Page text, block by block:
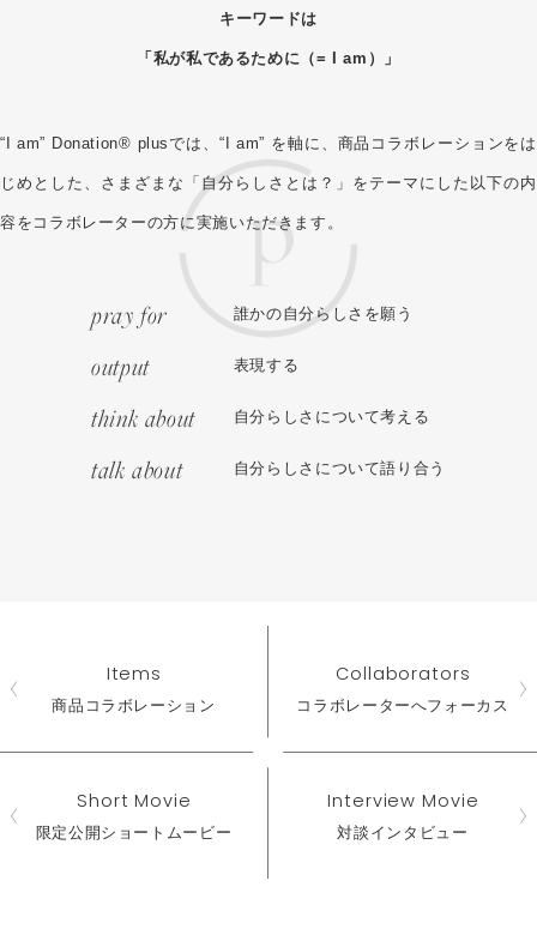
キーワードは
「私が私であるために（= I am）」
“I am” Donation® plusでは、“I am” を軸に、 商品コラボレーションをは
じめとした、 さまざまな「自分らしさとは？」をテーマにした 以下の内
容をコラボレーターの方に実施いただきます。
pray for 誰かの自分らしさを願う
output 表現する
think about 自分らしさについて考える
talk about 自分らしさについて語り合う
Items
商品コラボレーション
Collaborators
コラボレーターへフォーカス
Short Movie
限定公開ショートムービー
Interview Movie
対談インタビュー